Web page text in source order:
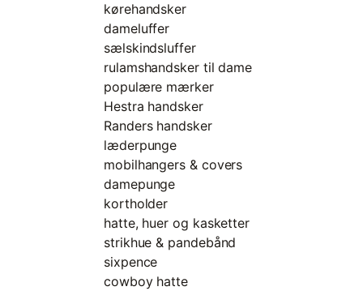
kørehandsker
dameluffer
sælskindsluffer
rulamshandsker til dame
populære mærker
Hestra handsker
Randers handsker
læderpunge
mobilhangers & covers
damepunge
kortholder
hatte, huer og kasketter
strikhue & pandebånd
sixpence
cowboy hatte